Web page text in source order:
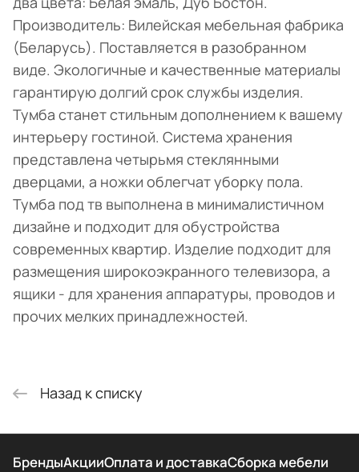
Производитель: Вилейская мебельная фабрика
(Беларусь). Поставляется в разобранном
виде. Экологичные и качественные материалы
гарантирую долгий срок службы изделия.
Тумба станет стильным дополнением к вашему
интерьеру гостиной. Система хранения
представлена четырьмя стеклянными
дверцами, а ножки облегчат уборку пола.
Тумба под тв выполнена в минималистичном
дизайне и подходит для обустройства
современных квартир. Изделие подходит для
размещения широкоэкранного телевизора, а
ящики - для хранения аппаратуры, проводов и
прочих мелких принадлежностей.
Назад к списку
БрендыАкцииОплата и доставкаСборка мебели